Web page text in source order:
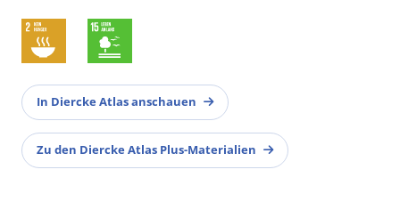
In Diercke Atlas anschauen
Zu den Diercke Atlas Plus-Materialien